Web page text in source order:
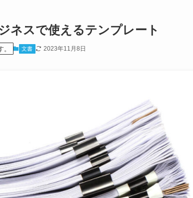
ネスで使えるテンプレート
文書 2023年11月8日